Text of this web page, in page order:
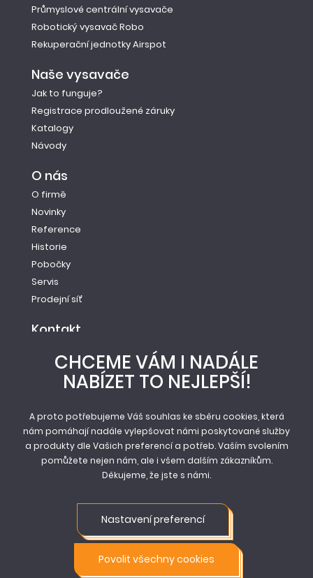
Průmyslové centrální vysavače
Robotický vysavač Robo
Rekuperační jednotky Airspot
Naše vysavače
Jak to funguje?
Registrace prodloužené záruky
Katalogy
Návody
O nás
O firmě
Novinky
Reference
Historie
Pobočky
Servis
Prodejní síť
Kontakt
E-mail: info@newag.cz
Kontaktní formulář
Vestecká 104
252 41, Zlatníky - Hodkovice
Obchodní podmínky
Ochrana osobních údajů
Nastavení cookie
Vstup pro partnery
CHCEME VÁM I NADÁLE
NABÍZET TO NEJLEPŠÍ!
A proto potřebujeme Váš souhlas ke sběru cookies, která
nám pomáhají nadále vylepšovat námi poskytované služby
a produkty dle Vašich preferencí a potřeb. Vaším svolením
pomůžete nejen nám, ale i všem dalším zákazníkům.
Děkujeme, že jste s námi.
Nastavení preferencí
Povolit všechny cookies